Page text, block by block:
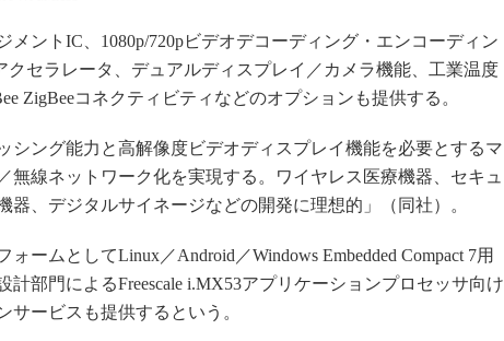
ントIC、1080p/720pビデオデコーディング・エンコーディン
クセラレータ、デュアルディスプレイ／カメラ機能、工業温度
ZigBeeコネクティビティなどのオプションも提供する。
ング能力と高解像度ビデオディスプレイ機能を必要とするマ
無線ネットワーク化を実現する。ワイヤレス医療機器、セキュ
器、デジタルサイネージなどの開発に理想的」（同社）。
ームとしてLinux／Android／Windows Embedded Compact 7用
計部門によるFreescale i.MX53アプリケーションプロセッサ向け
サービスも提供するという。